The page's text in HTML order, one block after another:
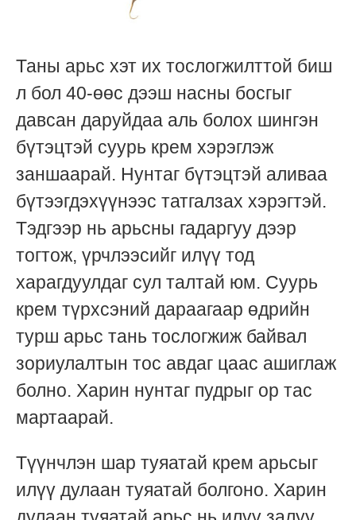
Таны арьс хэт их тослогжилттой биш
л бол 40-өөс дээш насны босгыг
давсан даруйдаа аль болох шингэн
бүтэцтэй суурь крем хэрэглэж
заншаарай. Нунтаг бүтэцтэй аливаа
бүтээгдэхүүнээс татгалзах хэрэгтэй.
Тэдгээр нь арьсны гадаргуу дээр
тогтож, үрчлээсийг илүү тод
харагдуулдаг сул талтай юм. Суурь
крем түрхсэний дараагаар өдрийн
турш арьс тань тослогжиж байвал
зориулалтын тос авдаг цаас ашиглаж
болно. Харин нунтаг пудрыг ор тас
мартаарай.
Түүнчлэн шар туяатай крем арьсыг
илүү дулаан туяатай болгоно. Харин